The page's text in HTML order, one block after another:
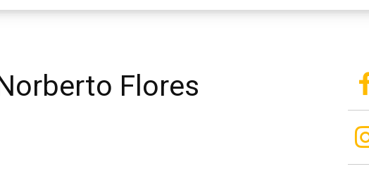
Anyulin
Flores